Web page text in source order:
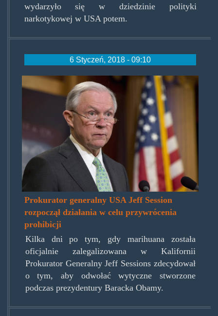
wydarzyło się w dziedzinie polityki
narkotykowej w USA potem.
6 Styczeń, 2018 - 09:10
jeff-
sessions-
marijuana.jpg
Prokurator generalny USA Jeff Session
rozpoczął działania w celu przywrócenia
prohibicji
Kilka dni po tym, gdy marihuana została
oficjalnie zalegalizowana w Kalifornii
Prokurator Generalny Jeff Sessions zdecydował
o tym, aby odwołać wytyczne stworzone
podczas prezydentury Baracka Obamy.